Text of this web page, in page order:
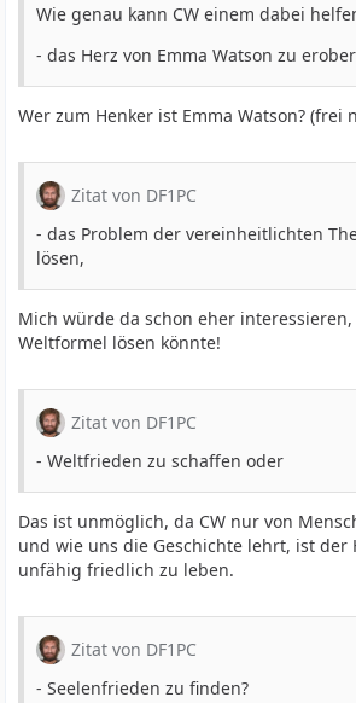
Wie genau kann CW einem dabei
- das Herz von Emma Watson zu
Wer zum Henker ist Emma Watson? (frei
Zitat von DF1PC
- das Problem der vereinheitlichten
lösen,
Mich würde da schon eher
Weltformel lösen könnte!
Zitat von DF1PC
- Weltfrieden zu schaffen oder
Das ist unmöglich, da CW nur von
und wie uns die Geschichte lehrt, ist der
unfähig friedlich zu leben.
Zitat von DF1PC
- Seelenfrieden zu finden?